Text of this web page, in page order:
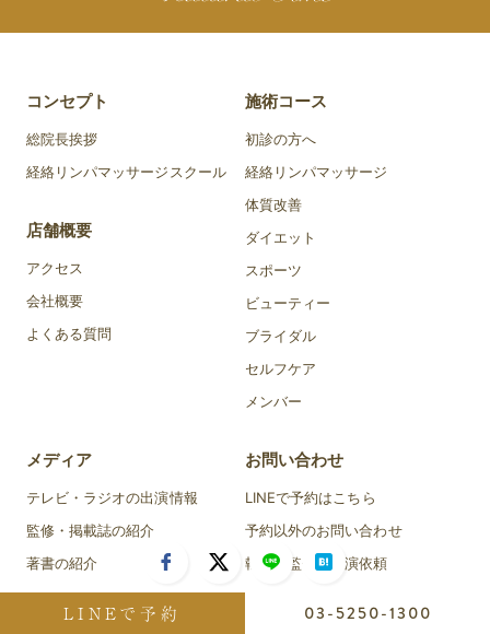
LINEで予約 03-5250-1300
コンセプト
総院長挨拶
経絡リンパマッサージスクール
店舗概要
アクセス
会社概要
よくある質問
施術コース
初診の方へ
経絡リンパマッサージ
体質改善
ダイエット
スポーツ
ビューティー
ブライダル
セルフケア
メンバー
メディア
テレビ・ラジオの出演情報
監修・掲載誌の紹介
著書の紹介
コラム
お問い合わせ
LINEで予約はこちら
予約以外のお問い合わせ
執筆・監修・出演依頼
ニュース